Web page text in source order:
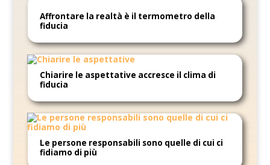
Affrontare la realtà è il termometro della
fiducia
Chiarire le aspettative accresce il clima di
fiducia
Le persone responsabili sono quelle di cui ci
fidiamo di più